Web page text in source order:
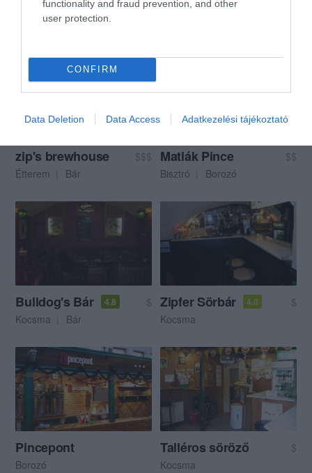
functionality and fraud prevention, and other
user protection.
CONFIRM
Data Deletion Data Access Adatkezelési tájékoztató
Zsiráf söröző 3.7 Uni Café 5.0
zip's brewhouse
$$$
Étterem
Bár
Matlák Pince
$$
Bisztró
Borozó
Bulldog's Bár 4.8
$
Kocsma
Bár
Zipfer Sörbár 4.0
$
Kocsma
Pincepont
Borozó
Talléros söröző
$
Kocsma